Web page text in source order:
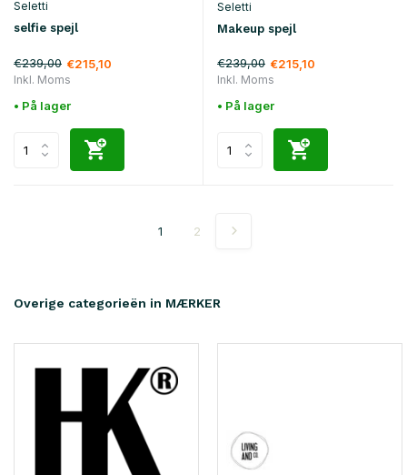
Seletti
selfie spejl
€239,00 €215,10
Inkl. Moms
• På lager
Seletti
Makeup spejl
€239,00 €215,10
Inkl. Moms
• På lager
1 2
Overige categorieën in MÆRKER